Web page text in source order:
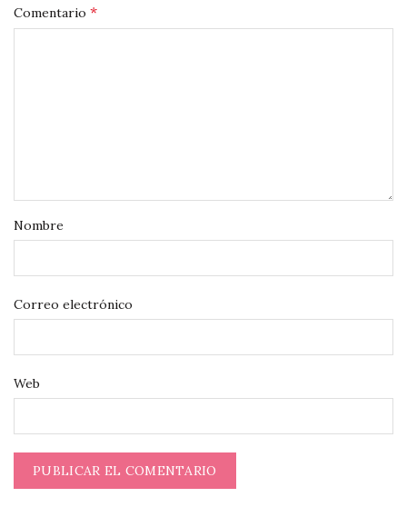
Comentario *
Nombre
Correo electrónico
Web